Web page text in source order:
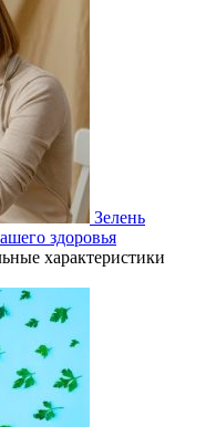
Зелень
здоровья
характеристики